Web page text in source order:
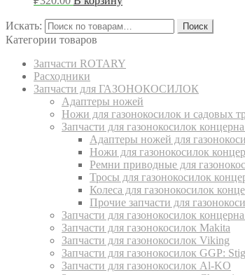
Искать: Поиск
Категории товаров
Запчасти ROTARY
Расходники
Запчасти для ГАЗОНОКОСИЛОК
Адаптеры ножей
Ножи для газонокосилок и садовых
Запчасти для газонокосилок
Адаптеры ножей для
Ножи для газонокосилок
Ремни приводные для
Тросы для газонокосилок
Колеса для газонокосилок
Прочие запчасти для
Запчасти для газонокосилок
Запчасти для газонокосилок Makita
Запчасти для газонокосилок Viking
Запчасти для газонокосилок GGP:
Запчасти для газонокосилок Al-KO